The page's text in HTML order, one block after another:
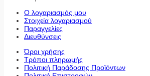
Ο λογαριασμός μου
Στοιχεία λογαριασμού
Παραγγελίες
Διευθύνσεις
Όροι χρήσης
Τρόποι πληρωμής
Πολιτική Παράδοσης Προϊόντων